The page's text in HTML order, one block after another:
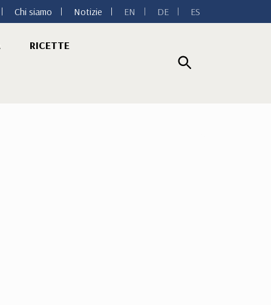
Chi siamo Notizie EN DE ES
RICETTE